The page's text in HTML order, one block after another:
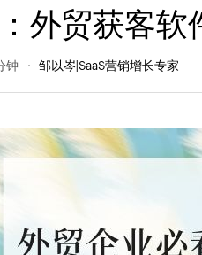
外贸获客软
钟 邹以岑|SaaS营销增长专家